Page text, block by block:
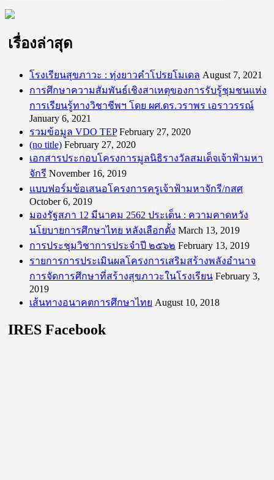
เรื่องล่าสุด
โรงเรียนสุขภาวะ : ทุ่งยาวคำโปรยโมเดล August 7, 2021
การศึกษาความสัมพันธ์เชิงสาเหตุของการรับรู้ชุมชนแห่ง
การเรียนรู้ทางวิชาชีพฯ โดย ผศ.ดร.วราพร เอราวรรณ์
January 6, 2021
รวมข้อมูล VDO TEP February 27, 2020
(no title) February 27, 2020
เอกสารประกอบโครงการมูลนิธิรางวัลสมเด็จเจ้าฟ้ามหา
จักรี November 16, 2019
แบบฟอร์มข้อเสนอโครงการครูเจ้าฟ้ามหาจักรี/กสศ
October 6, 2019
มองรัฐสภา 12 มีนาคม 2562 ประเด็น : ความคาดหวัง
นโยบายการศึกษาไทย หลังเลือกตั้ง March 13, 2019
การประชุมวิชาการประจำปี ๒๕๖๒ February 13, 2019
รายการการประเมินผลโครงการเสริมสร้างพลังอำนาจ
การจัดการศึกษาที่สร้างสุขภาวะในโรงเรียน February 3,
2019
เส้นทางอนาคตการศึกษาไทย August 10, 2018
IRES Facebook